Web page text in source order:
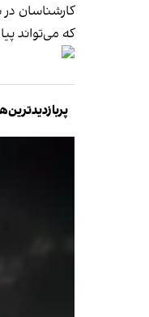
کارشناسان
که می‌تواند